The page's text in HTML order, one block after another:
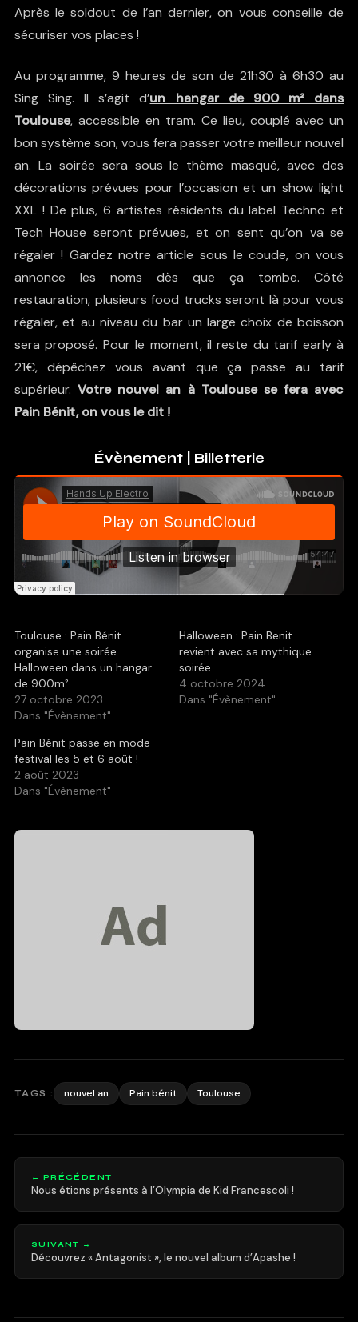
Après le soldout de l’an dernier, on vous conseille de
sécuriser vos places !
Au programme, 9 heures de son de 21h30 à 6h30 au
Sing Sing. Il s’agit d’un hangar de 900 m² dans
Toulouse, accessible en tram. Ce lieu, couplé avec un
bon système son, vous fera passer votre meilleur nouvel
an. La soirée sera sous le thème masqué, avec des
décorations prévues pour l’occasion et un show light
XXL ! De plus, 6 artistes résidents du label Techno et
Tech House seront prévues, et on sent qu’on va se
régaler ! Gardez notre article sous le coude, on vous
annonce les noms dès que ça tombe. Côté
restauration, plusieurs food trucks seront là pour vous
régaler, et au niveau du bar un large choix de boisson
sera proposé. Pour le moment, il reste du tarif early à
21€, dépêchez vous avant que ça passe au tarif
supérieur.Votre nouvel an à Toulouse se fera avec
Pain Bénit, on vous le dit !
Évènement| Billetterie
Toulouse : Pain Bénit
organise une soirée
Halloween dans un hangar
de 900m²
27 octobre 2023
Dans "Évènement"
Halloween : Pain Benit
revient avec sa mythique
soirée
4 octobre 2024
Dans "Évènement"
Pain Bénit passe en mode
festival les 5 et 6 août !
2 août 2023
Dans "Évènement"
TAGS : nouvel an Pain bénit Toulouse
← PRÉCÉDENT
Nous étions présents à l’Olympia de Kid Francescoli !
SUIVANT →
Découvrez « Antagonist », le nouvel album d’Apashe !